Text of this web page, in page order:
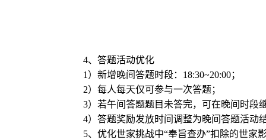
4、答题活动优化
1）新增晚间答题时段：18:30~20:00；
2）每人每天仅可参与一次答题；
3）若午间答题题目未答完，可在晚间时段
4）答题奖励发放时间调整为晚间答题活动
5、优化世家挑战中“奉旨查办”扣除的世家